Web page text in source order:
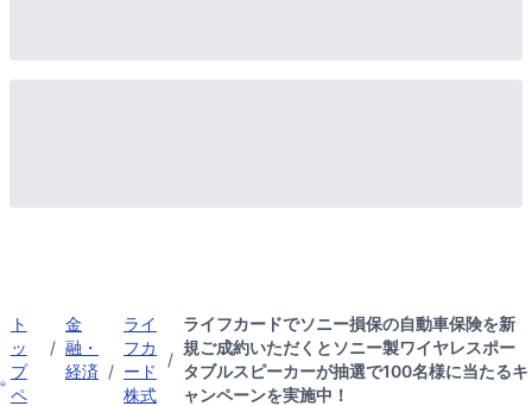
ト
ッ
プ
ペ
/
金
融・
経済 /
ライ
フカ
ード
株式
/
ライフカードでソニー損保の自動車保険を新
規ご成約いただくとソニー製ワイヤレスポー
タブルスピーカーが抽選で100名様に当たるキ
ャンペーンを実施中！